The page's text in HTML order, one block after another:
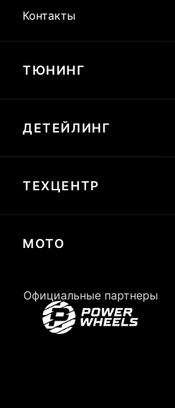
Контакты
ТЮНИНГ
ДЕТЕЙЛИНГ
ТЕХЦЕНТР
МОТО
Официальные партнеры